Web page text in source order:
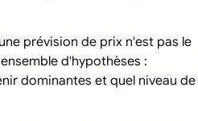
prévision de prix n'est pas le
d'hypothèses :
dominantes et quel niveau de